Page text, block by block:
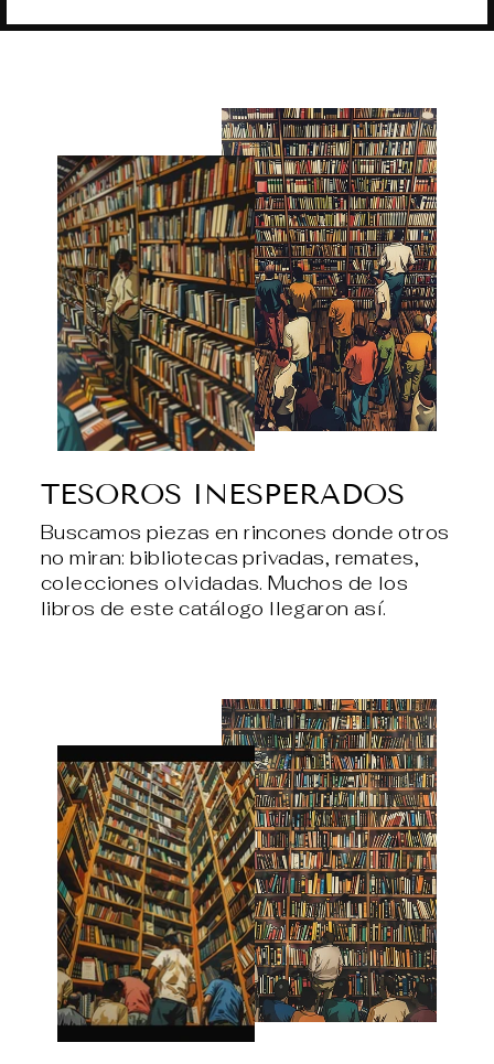
TESOROS INESPERADOS
Buscamos piezas en rincones donde otros
no miran: bibliotecas privadas, remates,
colecciones olvidadas. Muchos de los
libros de este catálogo llegaron así.